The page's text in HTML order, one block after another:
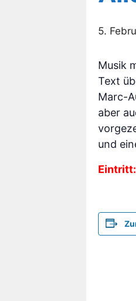
5.
Musik
Text
Marc-
aber
und